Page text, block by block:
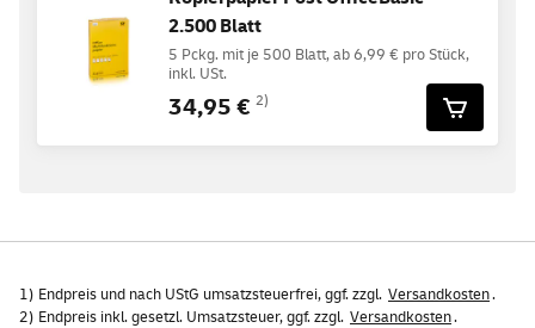
2.500 Blatt
5 Pckg. mit je 500 Blatt, ab 6,99 € pro Stück,
inkl. USt.
34,95 € 2)
1) Endpreis und nach UStG umsatzsteuerfrei, ggf. zzgl. Versandkosten.
2) Endpreis inkl. gesetzl. Umsatzsteuer, ggf. zzgl. Versandkosten.